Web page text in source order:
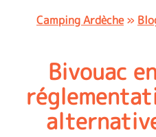
Camping Ardèche»
Bivouac